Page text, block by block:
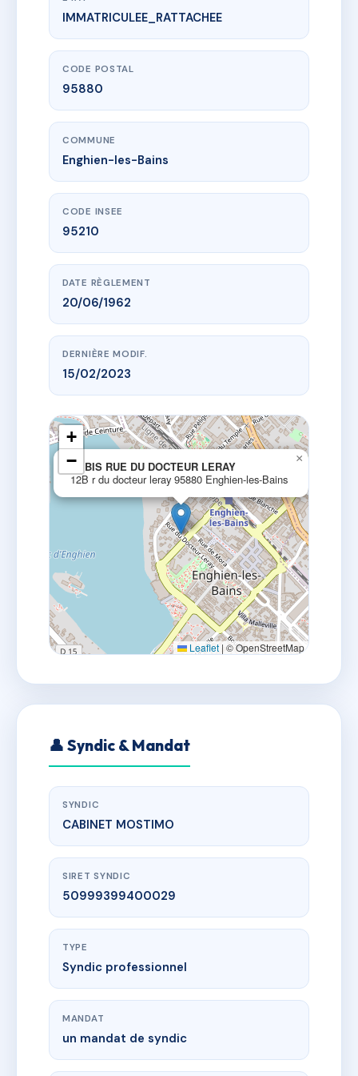
www.vme.plus/AE2434512
12 BIS RUE DU DOCTEUR LERAY
12B r du docteur leray
IMMATRICULEE_RATTACHEE
CODE POSTAL
95880
COMMUNE
Enghien-les-Bains
CODE INSEE
95210
DATE RÈGLEMENT
20/06/1962
DERNIÈRE MODIF.
15/02/2023
12 BIS RUE DU DOCTEUR LERAY
12B r du docteur leray 95880 Enghien-les-Bains
×
+
−
Leaflet | © OpenStreetMap
👤 Syndic & Mandat
SYNDIC
CABINET MOSTIMO
SIRET SYNDIC
50999399400029
TYPE
Syndic professionnel
MANDAT
un mandat de syndic